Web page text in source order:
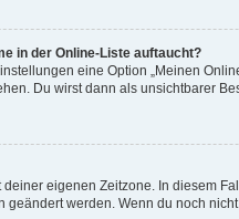
in der Online-Liste auftaucht?
eine Option „Meinen
Du wirst dann als unsichtbarer
eigenen Zeitzone. In diesem
werden. Wenn du noch